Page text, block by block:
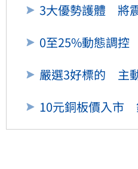
3大優勢護體 將
0至25%動態調
嚴選3好標的 主
10元銅板價入市